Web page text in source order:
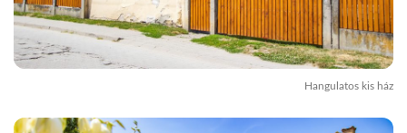
Hangulatos kis ház